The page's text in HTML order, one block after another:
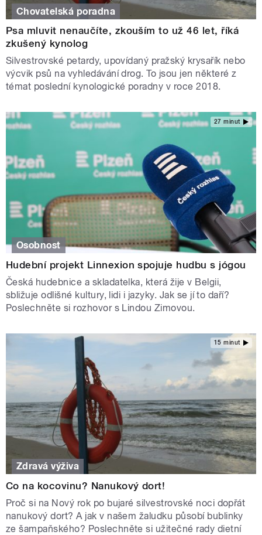
Chovatelská poradna
Psa mluvit nenaučíte, zkouším to už 46 let, říká
zkušený kynolog
Silvestrovské petardy, upovídaný pražský krysařík nebo
výcvik psů na vyhledávání drog. To jsou jen některé z
témat poslední kynologické poradny v roce 2018.
27 minut
Osobnost
Hudební projekt Linnexion spojuje hudbu s jógou
Česká hudebnice a skladatelka, která žije v Belgii,
sbližuje odlišné kultury, lidi i jazyky. Jak se jí to daří?
Poslechněte si rozhovor s Lindou Zimovou.
15 minut
Zdravá výživa
Co na kocovinu? Nanukový dort!
Proč si na Nový rok po bujaré silvestrovské noci dopřát
nanukový dort? A jak v našem žaludku působí bublinky
ze šampaňského? Poslechněte si užitečné rady dietní